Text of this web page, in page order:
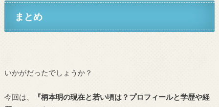
まとめ
いかがだったでしょうか？
今回は、
『柄本明の現在と若い頃は？プロフィールと学歴や経